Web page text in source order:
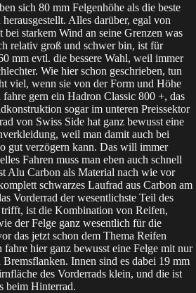
sich 80 mm Felgenhöhe als die beste
Alles darüber, egal von
starkem Wind an seine Grenzen was
relativ groß und schwer bin, ist für
mm evtl. die bessere Wahl, weil immer
Wie hier schon geschrieben, tun
viel, wenn sie von der Form und Höhe
gern ein Hadron Classic 800 +, das
sogar im unteren Preissektor
von Swiss Side hat ganz bewusst eine
weil man damit auch bei
gut verzögern kann. Das will immer
Fahren muss man eben auch schnell
Alu Carbon als Material nach wie vor
schwarzes Laufrad aus Carbon am
Vorderrad der wesentlichste Teil des
ist die Kombination von Reifen,
der Felge ganz wesentlich für die
das jetzt schon dem Thema Reifen
hier ganz bewusst eine Felge mit nur
Innen sind es dabei 19 mm
des Vorderrads klein, und die ist
beim Hinterrad.